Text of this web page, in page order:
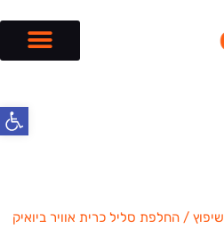
פתח
שיפוץ / החלפת סליל כרית אוויר ביואיק